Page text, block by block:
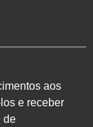
aos
e receber
de